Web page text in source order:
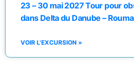
23 – 30 mai 2027 Tour pour
dans Delta du Danube –
VOIR L'EXCURSION »